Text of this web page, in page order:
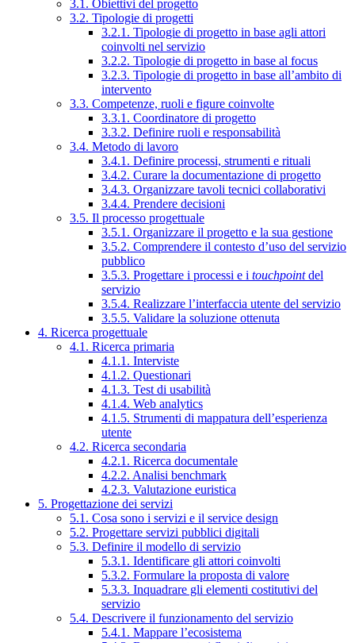
3.1. Obiettivi del progetto
3.2. Tipologie di progetti
3.2.1. Tipologie di progetto in base agli attori
coinvolti nel servizio
3.2.2. Tipologie di progetto in base al focus
3.2.3. Tipologie di progetto in base all’ambito di
intervento
3.3. Competenze, ruoli e figure coinvolte
3.3.1. Coordinatore di progetto
3.3.2. Definire ruoli e responsabilità
3.4. Metodo di lavoro
3.4.1. Definire processi, strumenti e rituali
3.4.2. Curare la documentazione di progetto
3.4.3. Organizzare tavoli tecnici collaborativi
3.4.4. Prendere decisioni
3.5. Il processo progettuale
3.5.1. Organizzare il progetto e la sua gestione
3.5.2. Comprendere il contesto d’uso del servizio
pubblico
3.5.3. Progettare i processi e i touchpointdel
servizio
3.5.4. Realizzare l’interfaccia utente del servizio
3.5.5. Validare la soluzione ottenuta
4. Ricerca progettuale
4.1. Ricerca primaria
4.1.1. Interviste
4.1.2. Questionari
4.1.3. Test di usabilità
4.1.4. Web analytics
4.1.5. Strumenti di mappatura dell’esperienza
utente
4.2. Ricerca secondaria
4.2.1. Ricerca documentale
4.2.2. Analisi benchmark
4.2.3. Valutazione euristica
5. Progettazione dei servizi
5.1. Cosa sono i servizi e il service design
5.2. Progettare servizi pubblici digitali
5.3. Definire il modello di servizio
5.3.1. Identificare gli attori coinvolti
5.3.2. Formulare la proposta di valore
5.3.3. Inquadrare gli elementi costitutivi del
servizio
5.4. Descrivere il funzionamento del servizio
5.4.1. Mappare l’ecosistema